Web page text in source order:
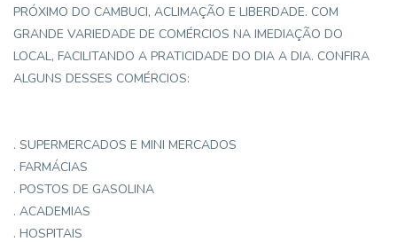
PRÓXIMO DO CAMBUCI, ACLIMAÇÃO E LIBERDADE. COM
GRANDE VARIEDADE DE COMÉRCIOS NA IMEDIAÇÃO DO
LOCAL, FACILITANDO A PRATICIDADE DO DIA A DIA. CONFIRA
ALGUNS DESSES COMÉRCIOS:
. SUPERMERCADOS E MINI MERCADOS
. FARMÁCIAS
. POSTOS DE GASOLINA
. ACADEMIAS
. HOSPITAIS